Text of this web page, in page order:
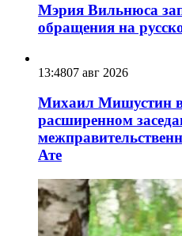
Мэрия Вильнюса
обращения на
13:4807 авг 2026
Михаил Мишустин
расширенном
Ате